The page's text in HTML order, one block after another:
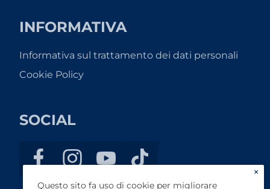
INFORMATIVA
Informativa sul trattamento dei dati personali
Cookie Policy
SOCIAL
×
Questo sito fa uso di cookie per migliorare